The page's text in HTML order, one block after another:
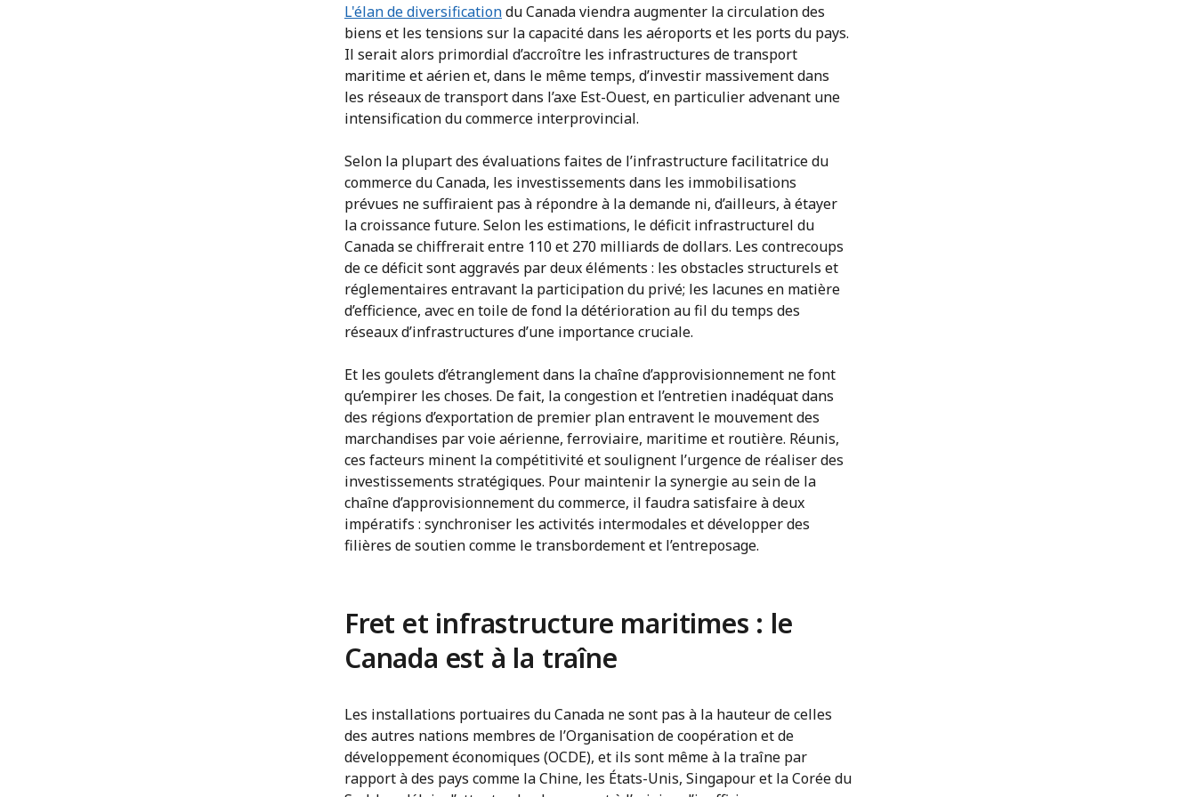
L'élan de diversificationdu Canada viendra augmenter la circulation des
biens et les tensions sur la capacité dans les aéroports et les ports du pays.
Il serait alors primordial d’accroître les infrastructures de transport
maritime et aérien et, dans le même temps, d’investir massivement dans
les réseaux de transport dans l’axe Est-Ouest, en particulier advenant une
intensification du commerce interprovincial.
Selon la plupart des évaluations faites de l’infrastructure facilitatrice du
commerce du Canada, les investissements dans les immobilisations
prévues ne suffiraient pas à répondre à la demande ni, d’ailleurs, à étayer
la croissance future. Selon les estimations, le déficit infrastructurel du
Canada se chiffrerait entre 110 et 270 milliards de dollars. Les contrecoups
de ce déficit sont aggravés par deux éléments : les obstacles structurels et
réglementaires entravant la participation du privé; les lacunes en matière
d’efficience, avec en toile de fond la détérioration au fil du temps des
réseaux d’infrastructures d’une importance cruciale.
Et les goulets d’étranglement dans la chaîne d’approvisionnement ne font
qu’empirer les choses. De fait, la congestion et l’entretien inadéquat dans
des régions d’exportation de premier plan entravent le mouvement des
marchandises par voie aérienne, ferroviaire, maritime et routière. Réunis,
ces facteurs minent la compétitivité et soulignent l’urgence de réaliser des
investissements stratégiques. Pour maintenir la synergie au sein de la
chaîne d’approvisionnement du commerce, il faudra satisfaire à deux
impératifs : synchroniser les activités intermodales et développer des
filières de soutien comme le transbordement et l’entreposage.
Fret et infrastructure maritimes : le
Canada est à la traîne
Les installations portuaires du Canada ne sont pas à la hauteur de celles
des autres nations membres de l’Organisation de coopération et de
développement économiques (OCDE), et ils sont même à la traîne par
rapport à des pays comme la Chine, les États-Unis, Singapour et la Corée du